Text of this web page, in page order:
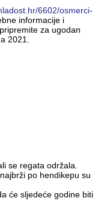
6602/osmerci-
informacije i
za ugodan
2021.
se regata održala.
po hendikepu su
će sljedeće godine biti